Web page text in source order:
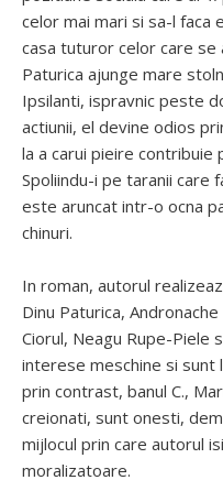
celor mai mari si sa-l faca
casa tuturor celor care se
Paturica ajunge mare
Ipsilanti, ispravnic peste
actiunii, el devine odios
la a carui pieire contribuie
Spoliindu-i pe taranii care
este aruncat intr-o ocna
chinuri.
In roman, autorul
Dinu Paturica,
Ciorul, Neagu Rupe-Piele
interese meschine si
prin contrast, banul C.,
creionati, sunt onesti,
mijlocul prin care autorul
moralizatoare.